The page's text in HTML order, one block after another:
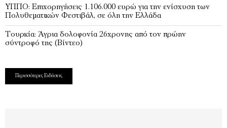
ΥΠΠΟ: Επιχορηγήσεις 1.106.000 ευρώ για την ενίσχυση των
Πολυθεματικών Φεστιβάλ, σε όλη την Ελλάδα
Τουρκία: Άγρια δολοφονία 26χρονης από τον πρώην
σύντροφό της (Βίντεο)
Περισσότερες Ειδήσεις